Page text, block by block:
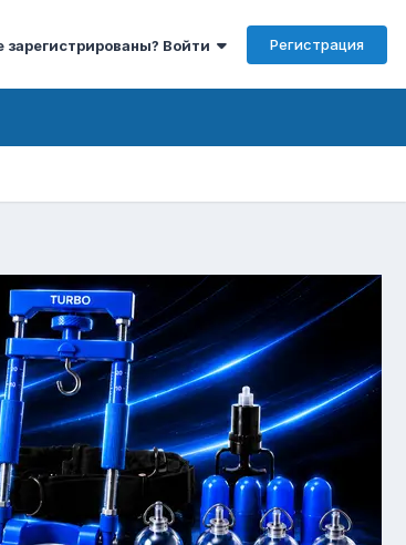
зарегистрированы? Войти Регистрация